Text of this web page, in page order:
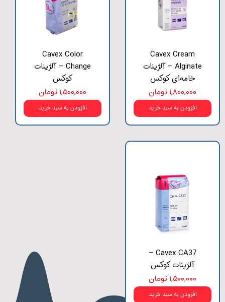
Cavex Cream
Alginate – آلژینات
خامه‌ای کوکس
۱,۸۰۰,۰۰۰ تومان
افزودن به سبد خرید
Cavex Color
Change – آلژینات
کوکس
۱,۵۰۰,۰۰۰ تومان
افزودن به سبد خرید
Cavex CA37 –
آلژینات کوکس
۱,۵۰۰,۰۰۰ تومان
افزودن به سبد خرید